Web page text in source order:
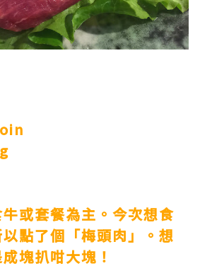
或套餐為主。今次想食
點了個「梅頭肉」。想
塊扒咁大塊！